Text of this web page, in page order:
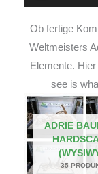
Ob fertige
Weltmeisters
Elemente.
see is
ADRIE
35